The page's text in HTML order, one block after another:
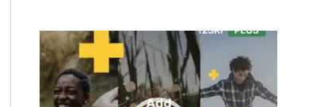
Video
oynatıcı